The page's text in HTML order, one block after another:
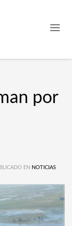
por
EN NOTICIAS